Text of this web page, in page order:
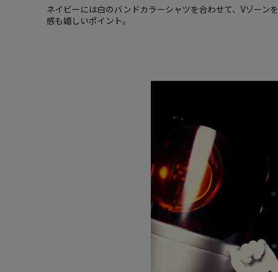
ネイビーには白のバンドカラーシャツを合わせて、Vゾー
感も嬉しいポイント。